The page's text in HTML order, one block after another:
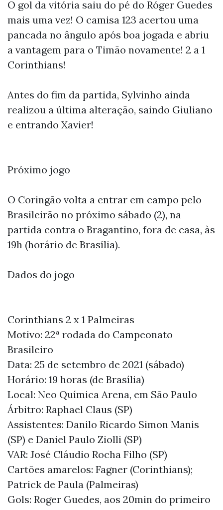
O gol da vitória saiu do pé do Róger Guedes
mais uma vez! O camisa 123 acertou uma
pancada no ângulo após boa jogada e abriu
a vantagem para o Timão novamente! 2 a 1
Corinthians!
Antes do fim da partida, Sylvinho ainda
realizou a última alteração, saindo Giuliano
e entrando Xavier!
Próximo jogo
O Coringão volta a entrar em campo pelo
Brasileirão no próximo sábado (2), na
partida contra o Bragantino, fora de casa, às
19h (horário de Brasília).
Dados do jogo
Corinthians 2 x 1 Palmeiras
Motivo: 22ª rodada do Campeonato
Brasileiro
Data: 25 de setembro de 2021 (sábado)
Horário: 19 horas (de Brasília)
Local: Neo Química Arena, em São Paulo
Árbitro: Raphael Claus (SP)
Assistentes: Danilo Ricardo Simon Manis
(SP) e Daniel Paulo Ziolli (SP)
VAR: José Cláudio Rocha Filho (SP)
Cartões amarelos: Fagner (Corinthians);
Patrick de Paula (Palmeiras)
Gols: Roger Guedes, aos 20min do primeiro